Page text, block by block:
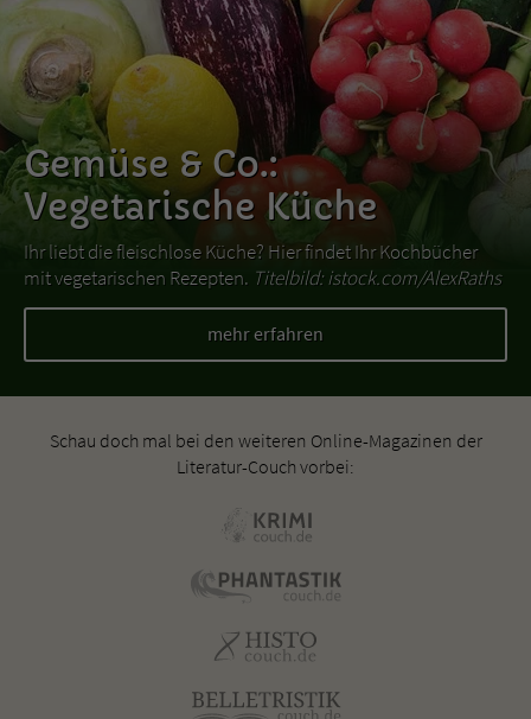
Gemüse & Co.:
Vegetarische Küche
Ihr liebt die fleischlose Küche? Hier findet Ihr Kochbücher
mit vegetarischen Rezepten. Titelbild: istock.com/AlexRaths
mehr erfahren
Schau doch mal bei den weiteren Online-Magazinen der
Literatur-Couch vorbei: